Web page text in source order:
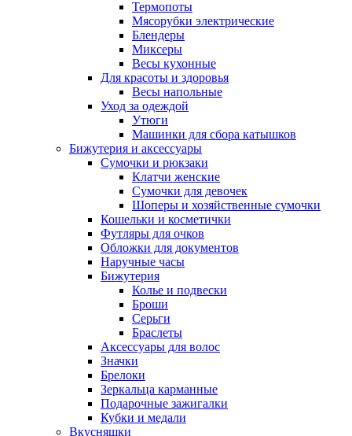
Термопоты
Мясорубки электрические
Блендеры
Миксеры
Весы кухонные
Для красоты и здоровья
Весы напольные
Уход за одеждой
Утюги
Машинки для сбора катышков
Бижутерия и аксессуары
Сумочки и рюкзаки
Клатчи женские
Сумочки для девочек
Шоперы и хозяйственные сумочки
Кошельки и косметички
Футляры для очков
Обложки для документов
Наручные часы
Бижутерия
Колье и подвески
Броши
Серьги
Браслеты
Аксессуары для волос
Значки
Брелоки
Зеркальца карманные
Подарочные зажигалки
Кубки и медали
Вкусняшки